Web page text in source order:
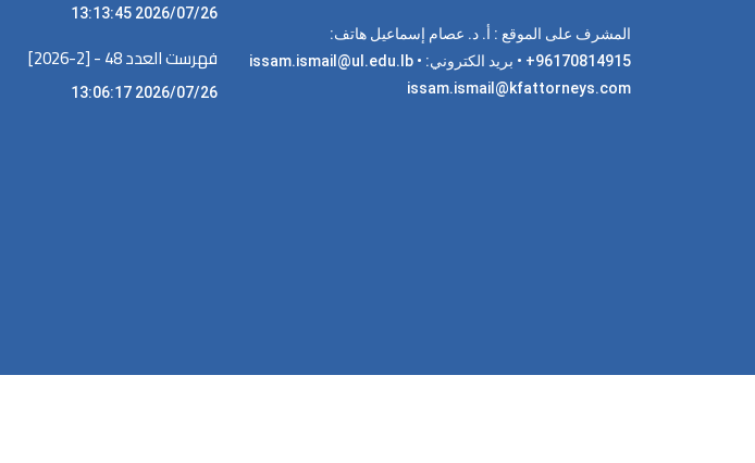
المشرف على الموقع : أ. د. عصام إسماعيل هاتف:
96170814915+ • بريد الكتروني: issam.ismail@ul.edu.lb •
issam.ismail@kfattorneys.com
2026/07/26 13:13:45
فهرست العدد 48 - [2-2026]
2026/07/26 13:06:17